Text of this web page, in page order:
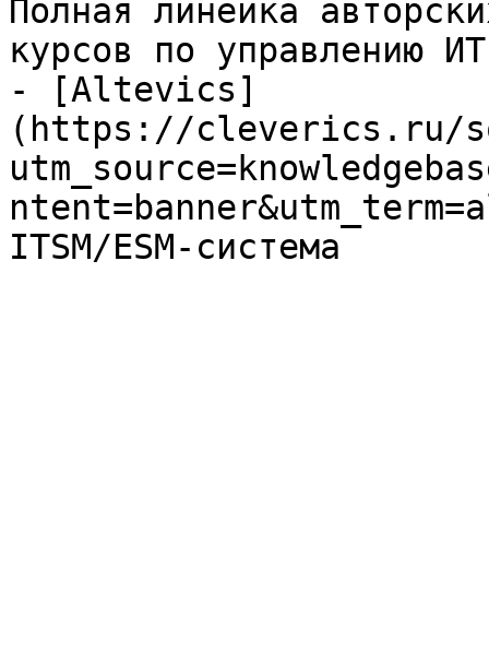
Полная линейка
курсов по управлению ИТ
- [Altevics]
(https://cleverics.ru/
ITSM/ESM-система